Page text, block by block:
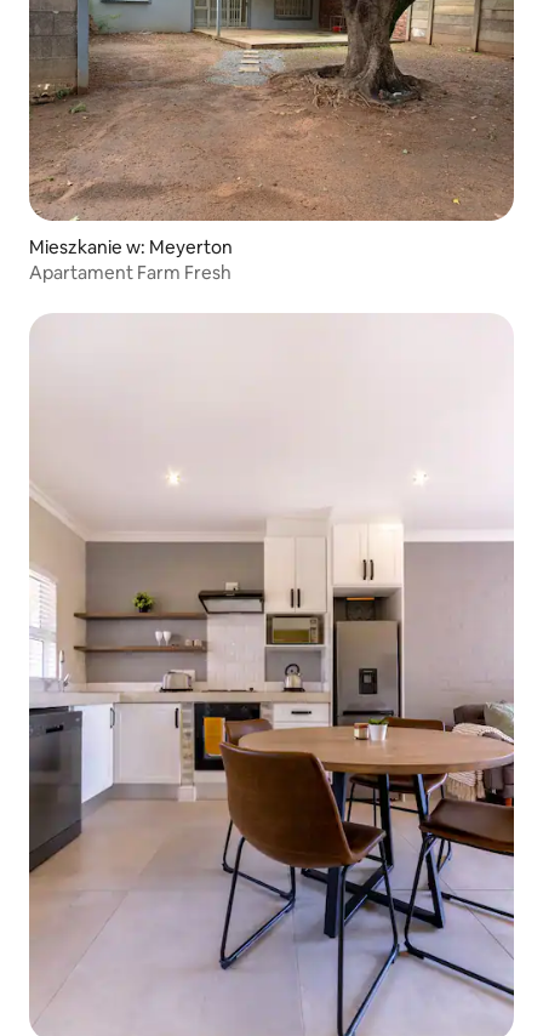
Mieszkanie w: Meyerton
Apartament Farm Fresh